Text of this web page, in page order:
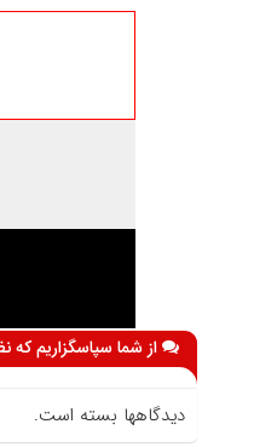
از شما سپاسگزاریم که
دیدگاهها بسته است.